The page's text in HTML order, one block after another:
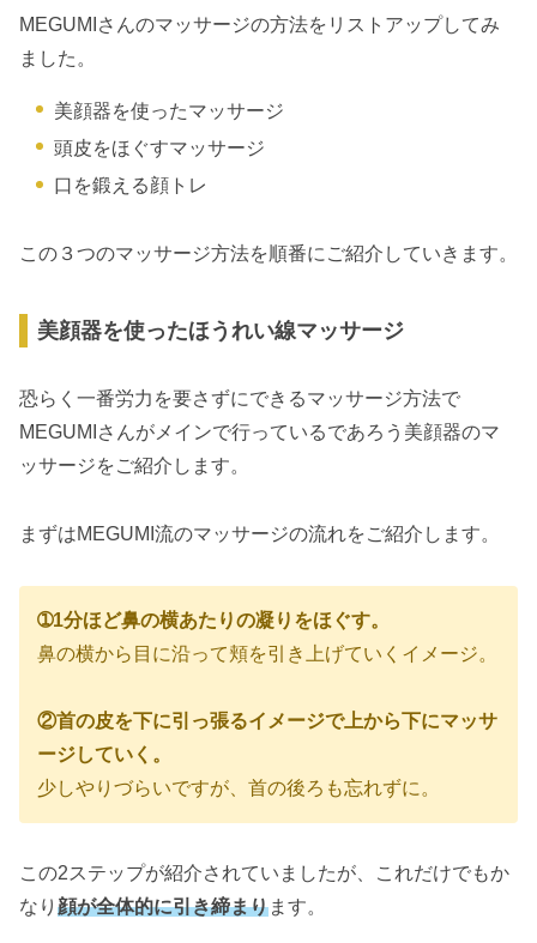
MEGUMIさんのマッサージの方法をリストアップしてみ
ました。
美顔器を使ったマッサージ
頭皮をほぐすマッサージ
口を鍛える顔トレ
この３つのマッサージ方法を順番にご紹介していきます。
美顔器を使ったほうれい線マッサージ
恐らく一番労力を要さずにできるマッサージ方法で
MEGUMIさんがメインで行っているであろう美顔器のマ
ッサージをご紹介します。
まずはMEGUMI流のマッサージの流れをご紹介します。
➀1分ほど鼻の横あたりの凝りをほぐす。
鼻の横から目に沿って頬を引き上げていくイメージ。
②首の皮を下に引っ張るイメージで上から下にマッサ
ージしていく。
少しやりづらいですが、首の後ろも忘れずに。
この2ステップが紹介されていましたが、これだけでもか
なり 顔が全体的に引き締まります。